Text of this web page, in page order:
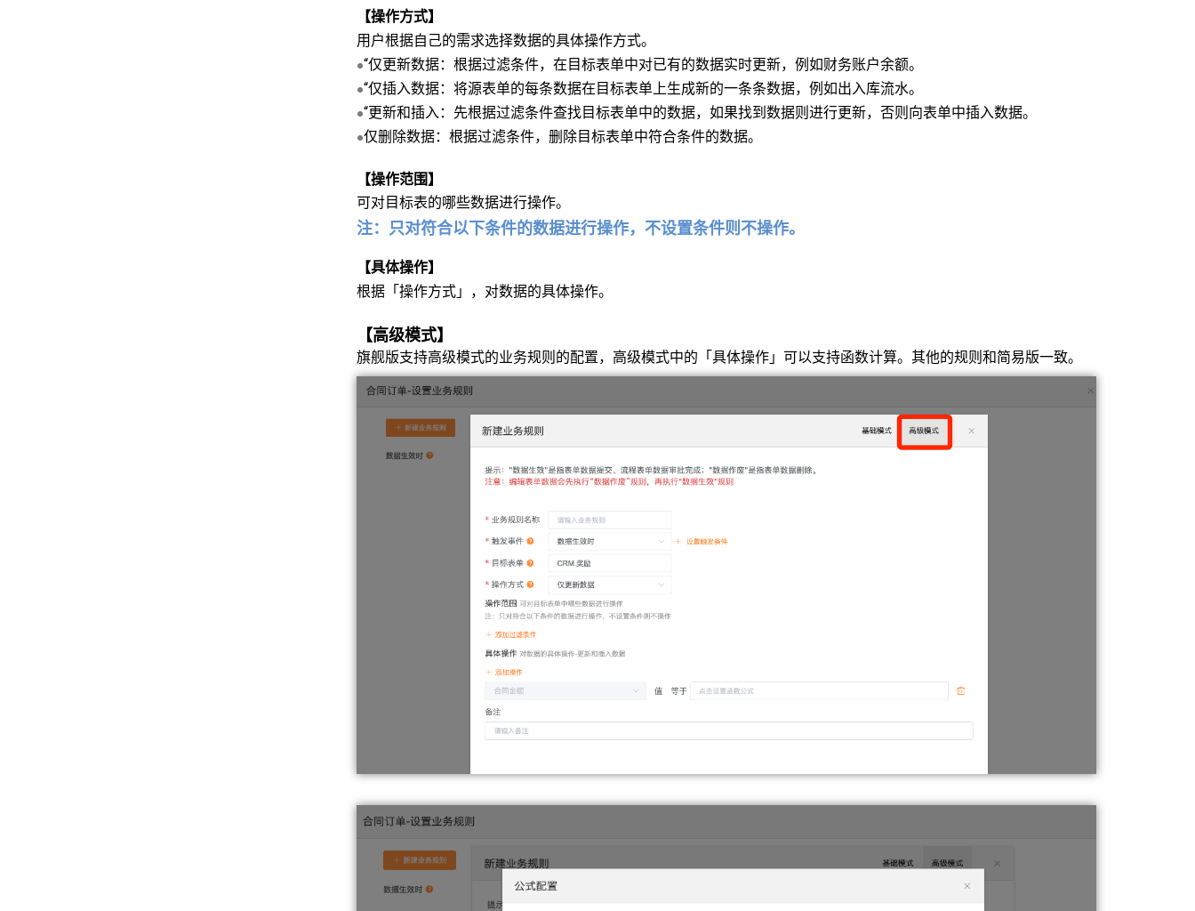
【操作方式】
用户根据自己的需求选择数据的具体操作方式。
●“仅更新数据：根据过滤条件，在目标表单中对已有的数据实时更新，例如财务账户余额。
●“仅插入数据：将源表单的每条数据在目标表单上生成新的一条条数据，例如出入库流水。
●“更新和插入：先根据过滤条件查找目标表单中的数据，如果找到数据则进行更新，否则向表单中插入数据。
●仅删除数据：根据过滤条件，删除目标表单中符合条件的数据。
【操作范围】
可对目标表的哪些数据进行操作。
注：只对符合以下条件的数据进行操作，不设置条件则不操作。
【具体操作】
根据「操作方式」，对数据的具体操作。
【高级模式】
旗舰版支持高级模式的业务规则的配置，高级模式中的「具体操作」可以支持函数计算。其他的规则和简易版一致。